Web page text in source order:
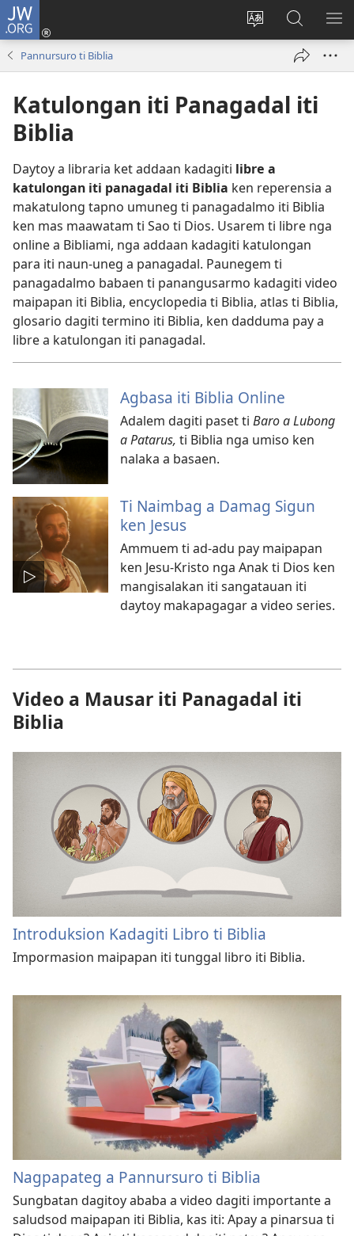
JW.ORG
Baliwan
lengguahe
site
Ag-
log
(manglukat
baro
a
Agbirok
iti
JW.ORG
Pannursuro ti Biblia
Katulongan iti Panagadal iti
Biblia
Daytoy a libraria ket addaan kadagiti libre a
katulongan iti panagadal iti Biblia ken reperensia a
makatulong tapno umuneg ti panagadalmo iti Biblia
ken mas maawatam ti Sao ti Dios. Usarem ti libre nga
online a Bibliami, nga addaan kadagiti katulongan
para iti naun-uneg a panagadal. Paunegem ti
panagadalmo babaen ti panangusarmo kadagiti video
maipapan iti Biblia, encyclopedia ti Biblia, atlas ti Biblia,
glosario dagiti termino iti Biblia, ken dadduma pay a
libre a katulongan iti panagadal.
Agbasa iti Biblia Online
Adalem dagiti paset ti Baro a Lubong
a Patarus, ti Biblia nga umiso ken
nalaka a basaen.
Ti Naimbag a Damag Sigun
ken Jesus
Ammuem ti ad-adu pay maipapan
ken Jesu-Kristo nga Anak ti Dios ken
mangisalakan iti sangatauan iti
daytoy makapagagar a video series.
Video a Mausar iti Panagadal iti
Biblia
Introduksion Kadagiti Libro ti Biblia
Impormasion maipapan iti tunggal libro iti Biblia.
Nagpapateg a Pannursuro ti Biblia
Sungbatan dagitoy ababa a video dagiti importante a
saludsod maipapan iti Biblia, kas iti: Apay a pinarsua ti